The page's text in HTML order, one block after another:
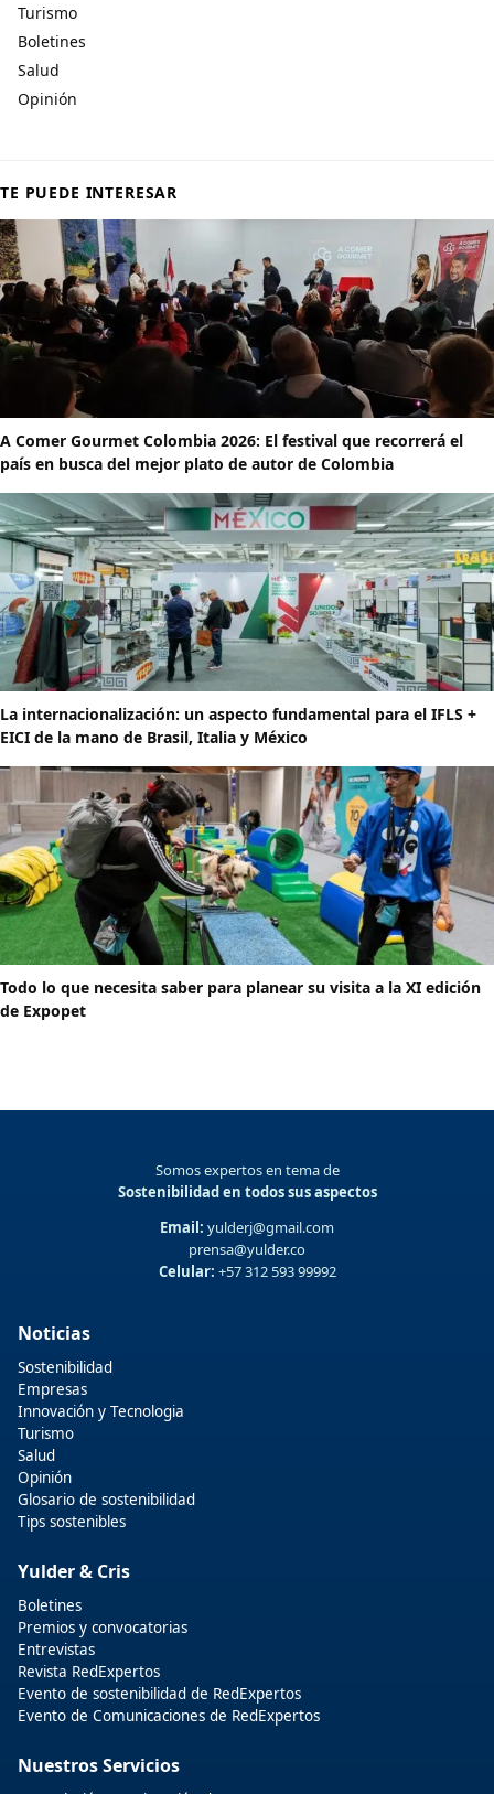
Turismo
Boletines
Salud
Opinión
TE PUEDE INTERESAR
A Comer Gourmet Colombia 2026: El festival que recorrerá el
país en busca del mejor plato de autor de Colombia
La internacionalización: un aspecto fundamental para el IFLS +
EICI de la mano de Brasil, Italia y México
Todo lo que necesita saber para planear su visita a la XI edición
de Expopet
Somos expertos en tema de
Sostenibilidad en todos sus aspectos
Email: yulderj@gmail.com
prensa@yulder.co
Celular: +57 312 593 99992
Noticias
Sostenibilidad
Empresas
Innovación y Tecnologia
Turismo
Salud
Opinión
Glosario de sostenibilidad
Tips sostenibles
Yulder & Cris
Boletines
Premios y convocatorias
Entrevistas
Revista RedExpertos
Evento de sostenibilidad de RedExpertos
Evento de Comunicaciones de RedExpertos
Nuestros Servicios